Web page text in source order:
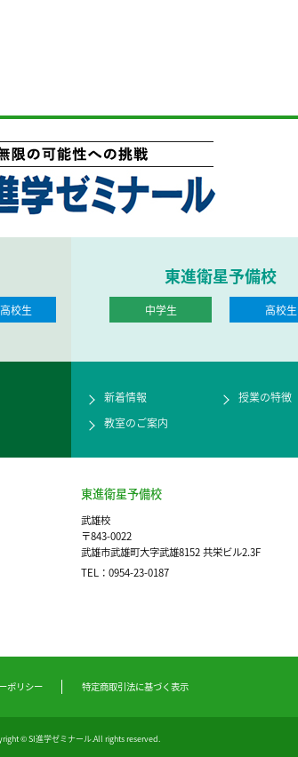
高校生
東進衛星予備校
中学生 高校生
新着情報
授業の特徴
教室のご案内
東進衛星予備校
武雄校
〒843-0022
武雄市武雄町大字武雄8152 共栄ビル2.3F
TEL：0954-23-0187
ポリシー 特定商取引法に基づく表示
© SI進学ゼミナール.All rights reserved.